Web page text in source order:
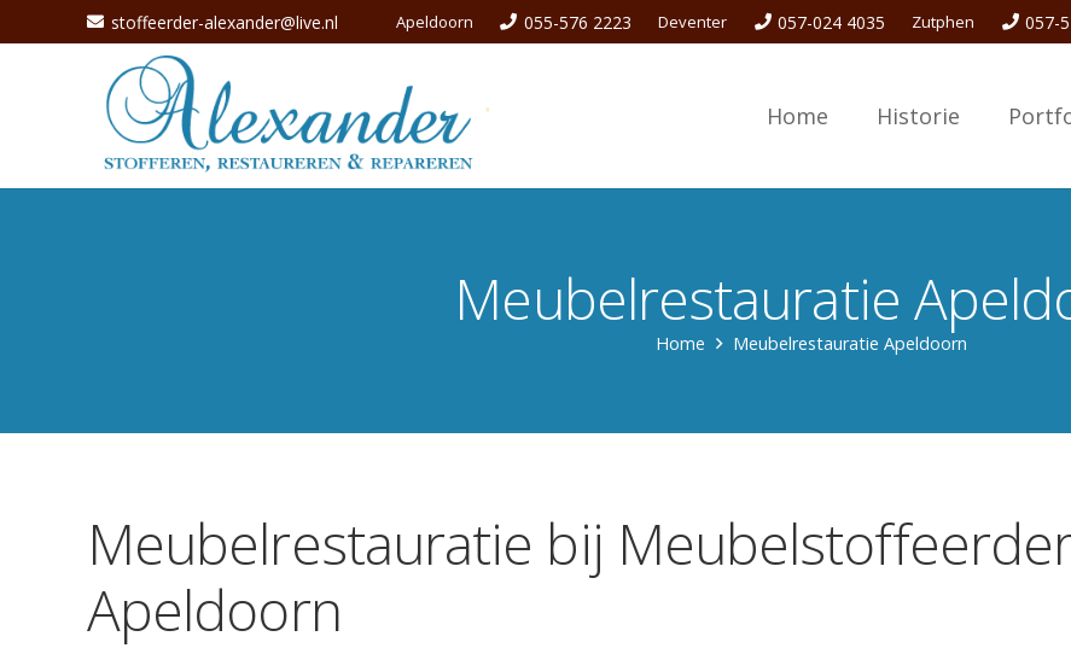
stoffeerder-alexander@live.nl Apeldoorn 055-576 2223 Deventer 057-024 4035 Zutphen 057-
Home Historie
Meubelrestauratie
Home Meubelrestauratie Apeldoorn
Meubelrestauratie bij
Apeldoorn